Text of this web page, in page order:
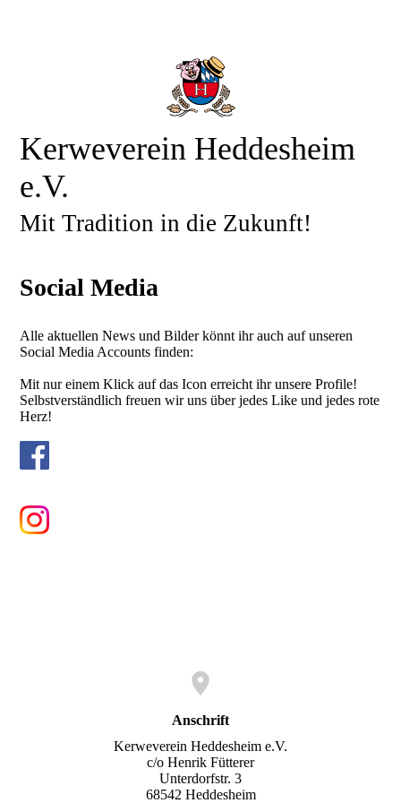
Kerweverein Heddesheim
e.V.
Mit Tradition in die Zukunft!
Social Media
Alle aktuellen News und Bilder könnt ihr auch auf unseren
Social Media Accounts finden:
Mit nur einem Klick auf das Icon erreicht ihr unsere Profile!
Selbstverständlich freuen wir uns über jedes Like und jedes rote
Herz!
Anschrift
Kerweverein Heddesheim e.V.
c/o Henrik Fütterer
Unterdorfstr. 3
68542 Heddesheim